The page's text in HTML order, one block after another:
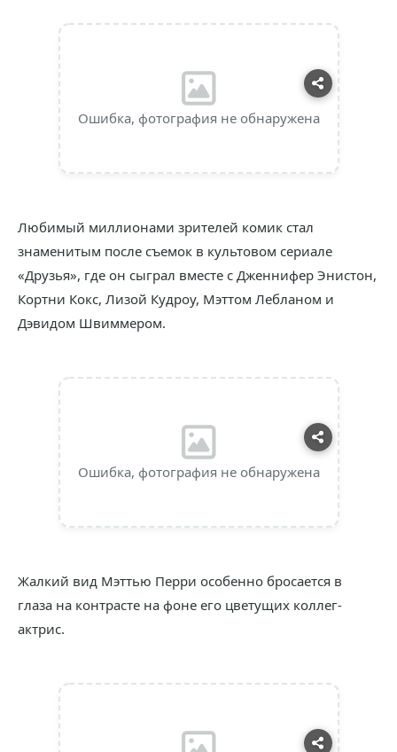
Ошибка, фотография не обнаружена
Любимый миллионами зрителей комик стал
знаменитым после съемок в культовом сериале
«Друзья», где он сыграл вместе с Дженнифер Энистон,
Кортни Кокс, Лизой Кудроу, Мэттом Лебланом и
Дэвидом Швиммером.
Ошибка, фотография не обнаружена
Жалкий вид Мэттью Перри особенно бросается в
глаза на контрасте на фоне его цветущих коллег-
актрис.